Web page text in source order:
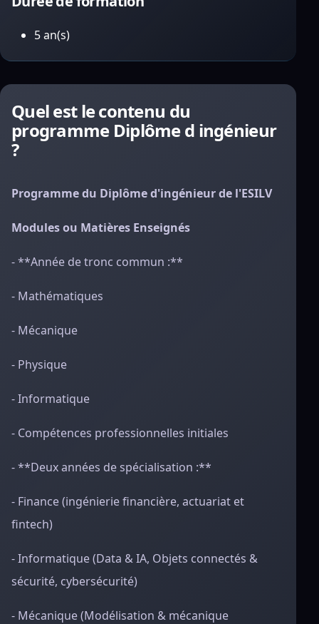
5 an(s)
Quel est le contenu du
programme Diplôme d ingénieur
?
Programme du Diplôme d'ingénieur de l'ESILV
Modules ou Matières Enseignés
- **Année de tronc commun :**
- Mathématiques
- Mécanique
- Physique
- Informatique
- Compétences professionnelles initiales
- **Deux années de spécialisation :**
- Finance (ingénierie financière, actuariat et
fintech)
- Informatique (Data & IA, Objets connectés &
sécurité, cybersécurité)
- Mécanique (Modélisation & mécanique